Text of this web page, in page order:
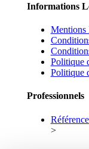
Informations
Mentions
Politique
Politique
Professionnels
>